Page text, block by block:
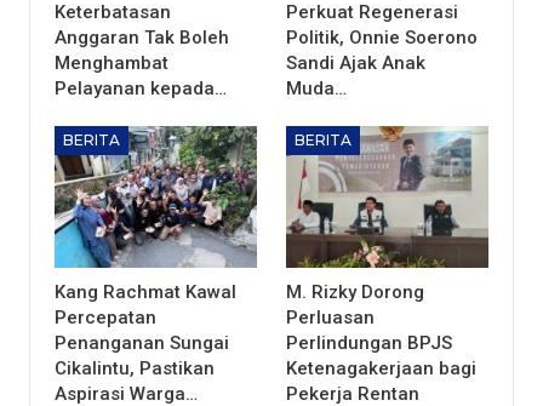
Keterbatasan
Anggaran Tak Boleh
Menghambat
Pelayanan kepada…
Perkuat Regenerasi
Politik, Onnie Soerono
Sandi Ajak Anak
Muda…
BERITA
Kang Rachmat Kawal
Percepatan
Penanganan Sungai
Cikalintu, Pastikan
Aspirasi Warga…
BERITA
M. Rizky Dorong
Perluasan
Perlindungan BPJS
Ketenagakerjaan bagi
Pekerja Rentan